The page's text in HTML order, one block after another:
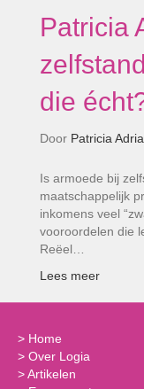
Patricia
die
Door Patricia
Is armoede bij
maatschappelijk
inkomens veel
vooroordelen die
Reëel…
Lees meer
> Home
> Over Logia
>Artikelen